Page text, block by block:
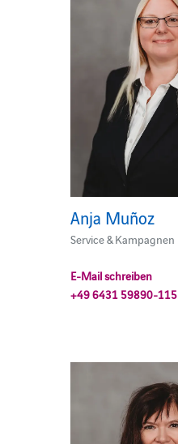
Anja Muñoz
Service & Kampagnen
E-Mail schreiben
+49 6431 59890-115